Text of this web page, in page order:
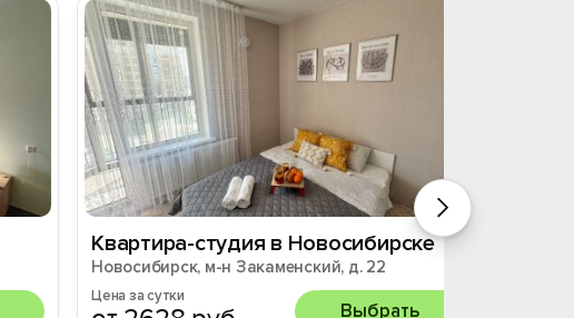
Квартира-студия в Новосибирске
Новосибирск, м-н Закаменский, д. 22
Цена за сутки
Выбрать